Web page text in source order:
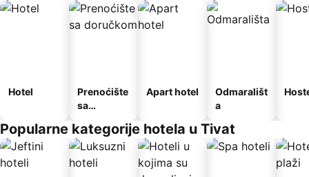
Hotel
Prenoćište
sa
Apart hotel
Odmarališt
a
Popularne kategorije hotela u Tivat